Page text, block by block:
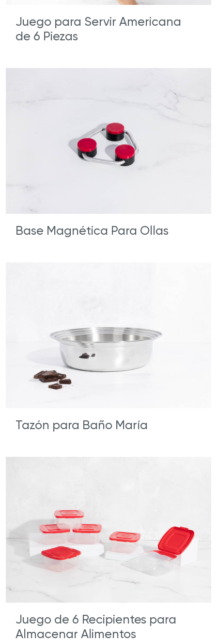
Juego para Servir Americana
de 6 Piezas
Base Magnética Para Ollas
Tazón para Baño María
Juego de 6 Recipientes para
Almacenar Alimentos